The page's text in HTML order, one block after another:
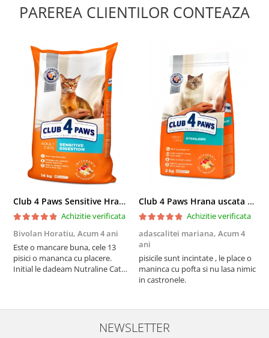
PAREREA CLIENTILOR CONTEAZA
Club 4 Paws Sensitive Hrana uscata pisici adulte, 14kg
Achizitie verificata
Bivolan Horatiu, Acum 4 ani
Este o mancare buna, cele 13
pisici o mananca cu placere.
Initial le dadeam Nutraline Cat
nu o mananca cu placere. Eu
sunt multumit si voi continua cu
Club 4 Paws Hrana uscata pisici sterilizate, 2kg
Achizitie verificata
adascalitei mariana, Acum 4
ani
pisicile sunt incintate , le place o
maninca cu pofta si nu lasa nimic
in castronele.
NEWSLETTER